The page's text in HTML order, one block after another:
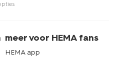
meer voor HEMA fans
HEMA app